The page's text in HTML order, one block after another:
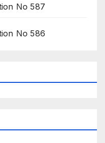
No 587
No 586